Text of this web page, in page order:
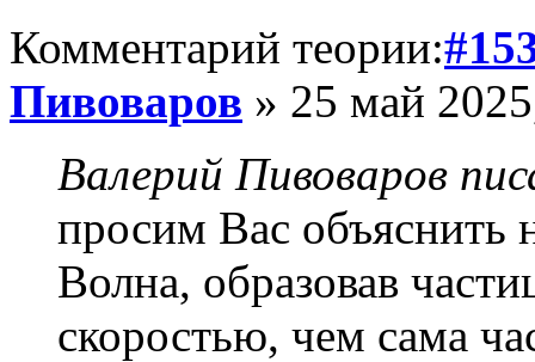
Комментарий теории:
Пивоваров » 25 май
Валерий Пивоваров
просим Вас
Волна, образовав
скоростью, чем сама